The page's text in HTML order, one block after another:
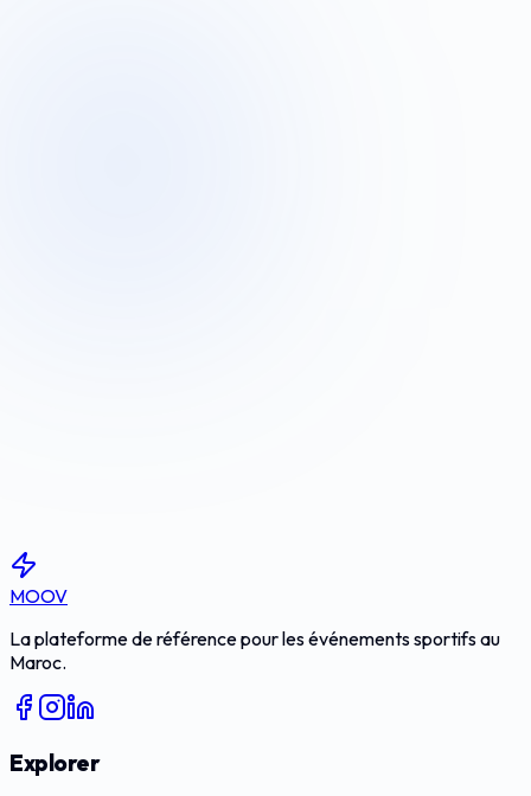
S'inscrire
MOOV
La plateforme de référence pour les événements sportifs au
Maroc.
Explorer